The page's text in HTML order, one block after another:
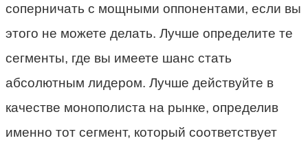
соперничать с мощными оппонентами, если вы
этого не можете делать. Лучше определите те
сегменты, где вы имеете шанс стать
абсолютным лидером. Лучше действуйте в
качестве монополиста на рынке, определив
именно тот сегмент, который соответствует